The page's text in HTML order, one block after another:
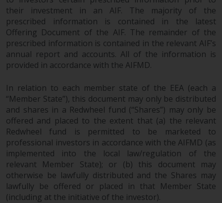
their investment in an AIF. The majority of the
prescribed information is contained in the latest
Offering Document of the AIF. The remainder of the
prescribed information is contained in the relevant AIF’s
annual report and accounts. All of the information is
provided in accordance with the AIFMD.
In relation to each member state of the EEA (each a
“Member State”), this document may only be distributed
and shares in a Redwheel fund (“Shares”) may only be
offered and placed to the extent that (a) the relevant
Redwheel fund is permitted to be marketed to
professional investors in accordance with the AIFMD (as
implemented into the local law/regulation of the
relevant Member State); or (b) this document may
otherwise be lawfully distributed and the Shares may
lawfully be offered or placed in that Member State
(including at the initiative of the investor).